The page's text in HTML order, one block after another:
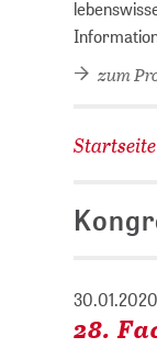
zum
Startseite
28.